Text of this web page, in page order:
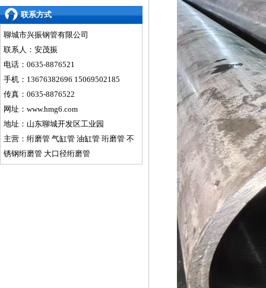
联系方式
聊城市兴振钢管有限公司
联系人：安茂振
电话：0635-8876521
手机：13676382696 15069502185
传真：0635-8876522
网址： www.hmg6.com
地址：山东聊城开发区工业园
主营：绗磨管 气缸管 油缸管 珩磨管 不
锈钢绗磨管 大口径绗磨管